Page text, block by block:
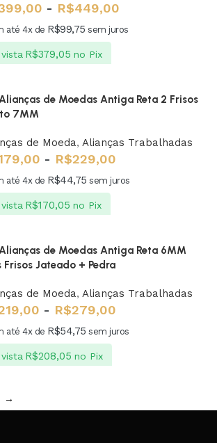
- R$449,00
até 4x de R$99,75 sem juros
vista R$379,05 no Pix
de Moedas Antiga Reta 2 Frisos
7MM
de Moeda, Alianças Trabalhadas
- R$229,00
até 4x de R$44,75 sem juros
vista R$170,05 no Pix
de Moedas Antiga Reta 6MM
Frisos Jateado + Pedra
de Moeda, Alianças Trabalhadas
- R$279,00
até 4x de R$54,75 sem juros
vista R$208,05 no Pix
→